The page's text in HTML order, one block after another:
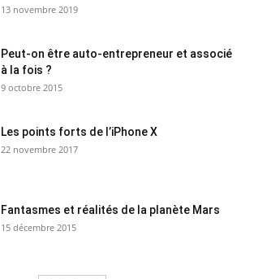
13 novembre 2019
Peut-on être auto-entrepreneur et associé
à la fois ?
9 octobre 2015
Les points forts de l’iPhone X
22 novembre 2017
Fantasmes et réalités de la planète Mars
15 décembre 2015